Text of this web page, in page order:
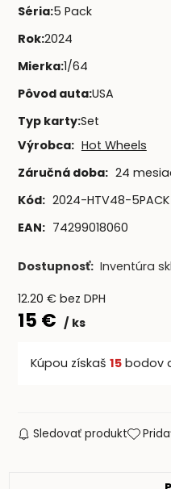
Séria:5 Pack
Rok:2024
Mierka:1/64
Pôvod auta:USA
Typ karty:Set
Výrobca: Hot Wheels
Záručná doba: 24
Kód: 2024-HTV48-5PACK
EAN: 74299018060
Dostupnosť: Inventúra
12.20 € bez DPH
15 € ks
Kúpou získaš 15bodov
Sledovať produkt